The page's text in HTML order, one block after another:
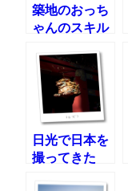
築地のおっち
ゃんのスキル
い
日光で日本を
撮ってきた